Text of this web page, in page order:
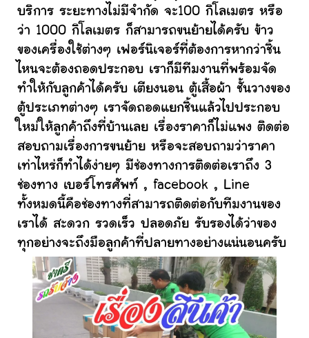
บริการ ระยะทางไม่มีจำกัด จะ100 กิโลเมตร หรือ
ว่า 1000 กิโลเมตร ก็สามารถขนย้ายได้ครับ ข้าว
ของเครื่องใช้ต่างๆ เฟอร์นิเจอร์ที่ต้องการหากว่าชิ้น
ไหนจะต้องถอดประกอบ เราก็มีทีมงานที่พร้อมจัด
ทำให้กับลูกค้าได้ครับ เตียงนอน ตู้เสื้อผ้า ชั้นวางของ
ตู้ประเภทต่างๆ เราจัดถอดแยกชิ้นแล้วไปประกอบ
ใหม่ให้ลูกค้าถึงที่บ้านเลย เรื่องราคาก็ไม่แพง ติดต่อ
สอบถามเรื่องการขนย้าย หรือจะสอบถามว่าราคา
เท่าไหร่ก็ทำได้ง่ายๆ มีช่องทางการติดต่อเราถึง 3
ช่องทาง เบอร์โทรศัพท์ , facebook , Line
ทั้งหมดนี้คือช่องทางที่สามารถติดต่อกับทีมงานของ
เราได้ สะดวก รวดเร็ว ปลอดภัย รับรองได้ว่าของ
ทุกอย่างจะถึงมือลูกค้าที่ปลายทางอย่างแน่นอนครับ